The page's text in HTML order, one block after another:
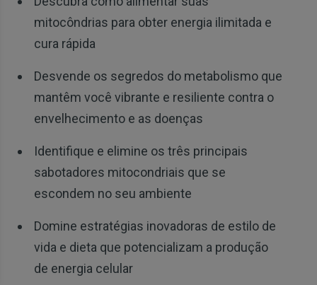
mitocôndrias para obter energia ilimitada e
cura rápida
Desvende os segredos do metabolismo que
mantêm você vibrante e resiliente contra o
envelhecimento e as doenças
Identifique e elimine os três principais
sabotadores mitocondriais que se
escondem no seu ambiente
Domine estratégias inovadoras de estilo de
vida e dieta que potencializam a produção
de energia celular